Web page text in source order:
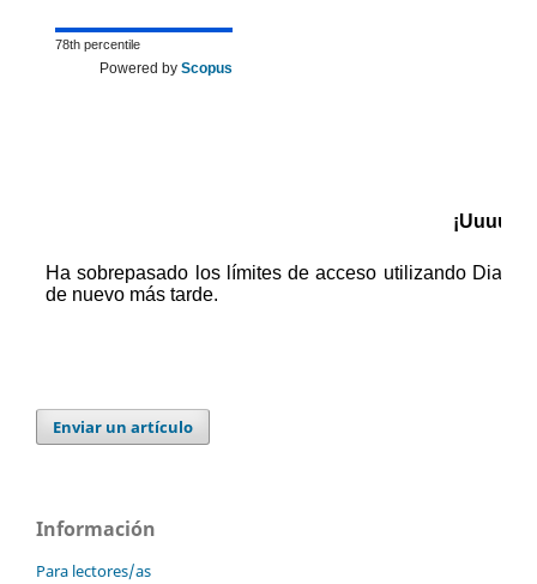
78th percentile
Powered by Scopus
Enviar un artículo
Información
Para lectores/as